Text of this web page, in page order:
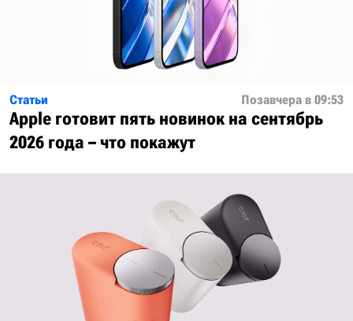
Статьи Позавчера в 09:53
Apple готовит пять новинок на сентябрь
2026 года – что покажут